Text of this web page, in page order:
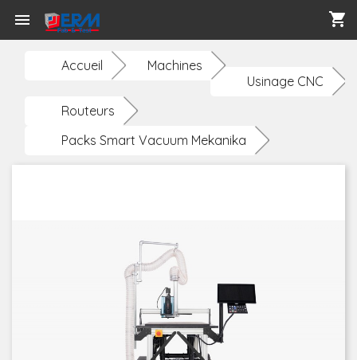
 shopping_cart
Accueil
Machines
Usinage CNC
Routeurs
Packs Smart Vacuum Mekanika